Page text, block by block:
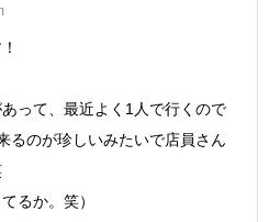
って、最近よく1人で行くので
るのが珍しいみたいで店員さん
るか。笑）